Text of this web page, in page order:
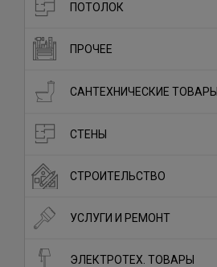
ПОТОЛОК
ПРОЧЕЕ
САНТЕХНИЧЕСКИЕ ТОВАРЫ
СТЕНЫ
СТРОИТЕЛЬСТВО
УСЛУГИ И РЕМОНТ
ЭЛЕКТРОТЕХ. ТОВАРЫ